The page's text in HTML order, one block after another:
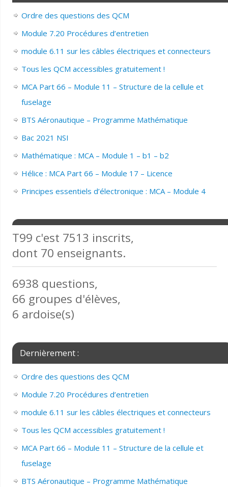
Ordre des questions des QCM
Module 7.20 Procédures d’entretien
module 6.11 sur les câbles électriques et connecteurs
Tous les QCM accessibles gratuitement !
MCA Part 66 – Module 11 – Structure de la cellule et
fuselage
BTS Aéronautique – Programme Mathématique
Bac 2021 NSI
Mathématique : MCA – Module 1 – b1 – b2
Hélice : MCA Part 66 – Module 17 – Licence
Principes essentiels d’électronique : MCA – Module 4
T99 c'est 7513 inscrits,
dont 70 enseignants.
6938 questions,
66 groupes d'élèves,
6 ardoise(s)
Dernièrement :
Ordre des questions des QCM
Module 7.20 Procédures d’entretien
module 6.11 sur les câbles électriques et connecteurs
Tous les QCM accessibles gratuitement !
MCA Part 66 – Module 11 – Structure de la cellule et
fuselage
BTS Aéronautique – Programme Mathématique